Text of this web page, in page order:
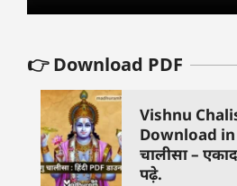
👉 Download PDF
Vishnu
Download in
चालीसा –
पढ़े.